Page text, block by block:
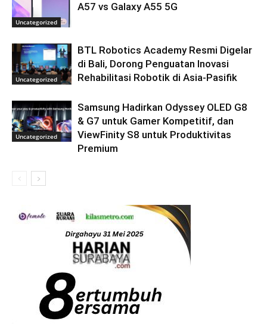
Uncategorized
A57 vs Galaxy A55 5G
Uncategorized
BTL Robotics Academy Resmi Digelar
di Bali, Dorong Penguatan Inovasi
Rehabilitasi Robotik di Asia-Pasifik
Uncategorized
Samsung Hadirkan Odyssey OLED G8
& G7 untuk Gamer Kompetitif, dan
ViewFinity S8 untuk Produktivitas
Premium